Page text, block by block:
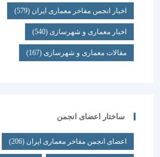
اخبار انجمن مفاخر معماری ایران (579)
اخبار معماری و شهرسازی(540)
مقالات معماری و شهرسازی(167)
ساختار اعضای انجمن
اعضای انجمن مفاخر معماری ایران (206)